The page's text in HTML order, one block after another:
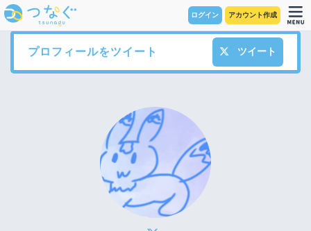
ログイン アカウント作成
プロフィールをツイート ツイート